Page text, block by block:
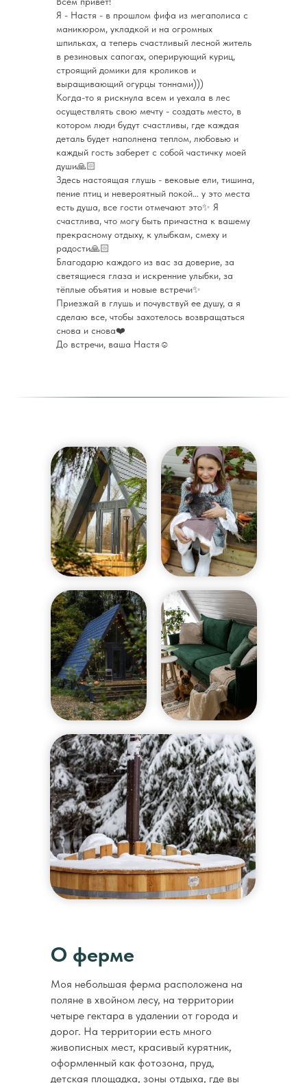
Я - Настя - в прошлом фифа из мегаполиса с
маникюром, укладкой и на огромных
шпильках, а теперь счастливый лесной житель
в резиновых сапогах, оперирующий куриц,
строящий домики для кроликов и
выращивающий огурцы тоннами)))
Когда-то я рискнула всем и уехала в лес
осуществлять свою мечту - создать место, в
котором люди будут счастливы, где каждая
деталь будет наполнена теплом, любовью и
каждый гость заберет с собой частичку моей
души🙏🏻
Здесь настоящая глушь - вековые ели, тишина,
пение птиц и невероятный покой… у это места
есть душа, все гости отмечают это✨ Я
счастлива, что могу быть причастна к вашему
прекрасному отдыху, к улыбкам, смеху и
радости🙏🏻
Благодарю каждого из вас за доверие, за
светящиеся глаза и искренние улыбки, за
тёплые объятия и новые встречи✨
Приезжай в глушь и почувствуй ее душу, а я
сделаю все, чтобы захотелось возвращаться
снова и снова❤️
До встречи, ваша Настя☺️
О ферме
Моя небольшая ферма расположена на
поляне в хвойном лесу, на территории
четыре гектара в удалении от города и
дорог. На территории есть много
живописных мест, красивый курятник,
оформленный как фотозона, пруд,
детская площадка, зоны отдыха, где вы